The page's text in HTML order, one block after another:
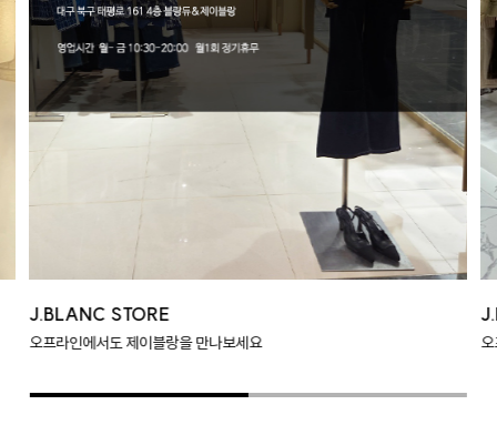
J.BLANC STORE
오프라인에서도 제이블랑을 만나보세요